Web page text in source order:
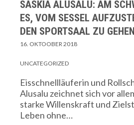
SASKIA ALUSALU: AM
ES, VOM SESSEL
DEN SPORTSAAL ZU GEHEN
16. OKTOOBER 2018
UNCATEGORIZED
Eisschnellläuferin und
Alusalu zeichnet sich vor
starke Willenskraft und
Leben ohne…